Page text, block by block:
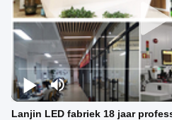
Lanjin LED fabriek 18 jaar